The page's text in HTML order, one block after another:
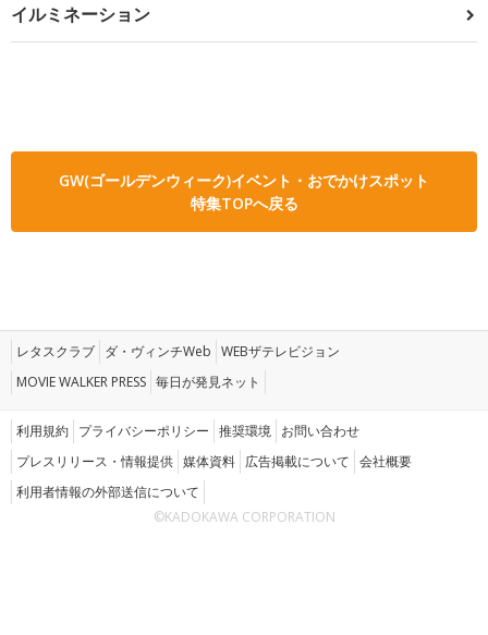
イルミネーション
GW(ゴールデンウィーク)イベント・おでかけスポット
特集TOPへ戻る
レタスクラブ ダ・ヴィンチWeb WEBザテレビジョン
MOVIE WALKER PRESS 毎日が発見ネット
利用規約 プライバシーポリシー 推奨環境 お問い合わせ
プレスリリース・情報提供 媒体資料 広告掲載について 会社概要
利用者情報の外部送信について
©KADOKAWA CORPORATION